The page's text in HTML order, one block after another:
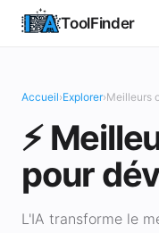
ToolFinder
Accueil›Explorer›Meilleurs
⚡
pour
L'IA transforme le